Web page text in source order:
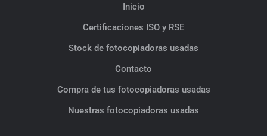
Inicio
Certificaciones ISO y RSE
Stock de fotocopiadoras usadas
Contacto
Compra de tus fotocopiadoras usadas
Nuestras fotocopiadoras usadas